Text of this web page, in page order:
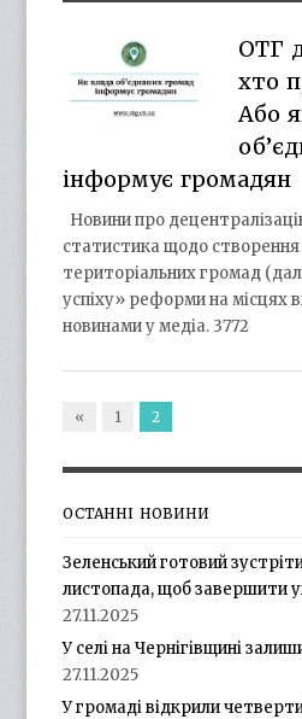
ОТГ
хто
Або
інформує громадян
Новини про
статистика щодо створення
територіальних громад
успіху» реформи на місцях
новинами у медіа. 3772
« 1 2
ОСТАННІ НОВИНИ
Зеленський готовий
листопада, щоб завершити
27.11.2025
У селі на Чернігівщині
27.11.2025
У громаді відкрили